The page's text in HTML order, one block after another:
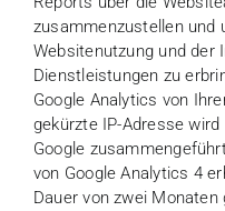
zusammenzustellen und
Websitenutzung und der
Dienstleistungen zu
Google Analytics von
gekürzte IP-Adresse
Google
von Google Analytics 4
Dauer von zwei